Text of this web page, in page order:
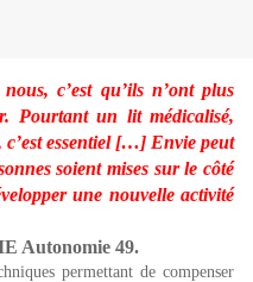
c’est qu’ils n’ont plus
Pourtant un lit médicalisé,
essentiel […] Envie peut
soient mises sur le côté
une nouvelle activité
Autonomie 49.
permettant de compenser